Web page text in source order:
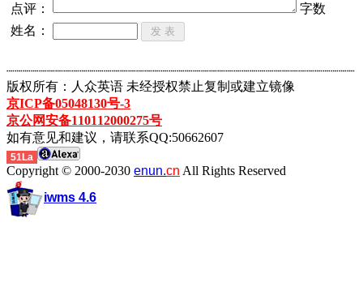
点评：
字数
姓名：
┈┈┈┈┈┈┈┈┈┈┈┈┈┈┈┈┈┈┈┈┈┈┈┈┈┈┈┈┈┈┈┈┈┈┈┈┈┈┈┈┈┈┈
版权所有：人众英语 未经授权禁止复制或建立镜像
京ICP备05048130号-3
京公网安备110112000275号
如有意见和建议，请联系QQ:50662607
51La
Copyright © 2000-2030 enun.cn All Rights Reserved
iwms 4.6